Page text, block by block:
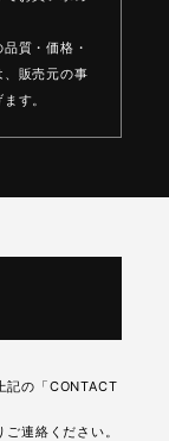
質・価格・
販売元の事
す。
記の「CONTACT
ご連絡ください。